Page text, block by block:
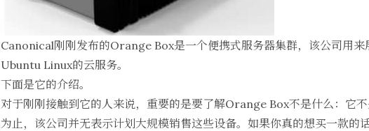
Canonical刚刚发布的Orange Box是一个便携式服务器集群，该公司用来
Ubuntu Linux的云服务。
下面是它的介绍。
对于刚刚接触到它的人来说，重要的是要了解Orange Box不是什么：它
为止，该公司并无表示计划大规模销售这些设备。如果你真的想买一款的